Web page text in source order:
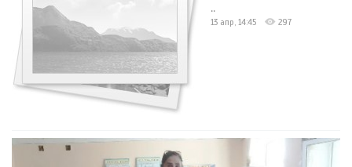
..
13 апр, 14:45 297